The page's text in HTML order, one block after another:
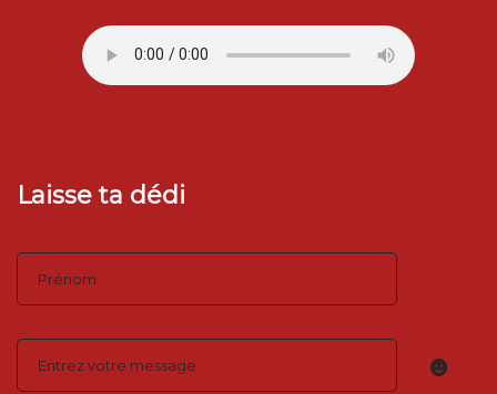
Laisse ta dédi